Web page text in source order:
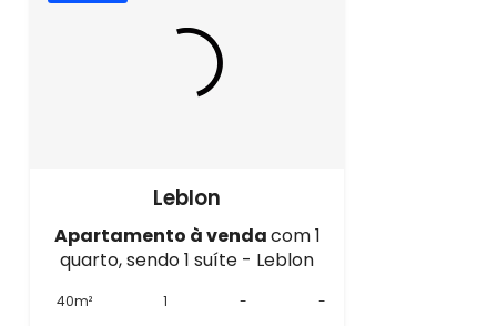
Leblon
Apartamento à vendacom 1
quarto, sendo 1 suíte - Leblon
40m² 1 - -